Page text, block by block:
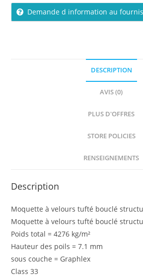
Demande d information au
DESCRIPTION
AVIS (0)
PLUS D'OFFRES
STORE POLICIES
RENSEIGNEMENTS
Description
Moquette à velours tufté bouclé
Moquette à velours tufté bouclé
Poids total = 4276 kg/m²
Hauteur des poils = 7.1 mm
sous couche = Graphlex
Class 33